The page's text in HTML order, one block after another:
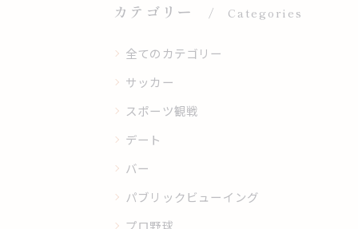
カテゴリー Categories
全てのカテゴリー
サッカー
スポーツ観戦
デート
バー
パブリックビューイング
プロ野球